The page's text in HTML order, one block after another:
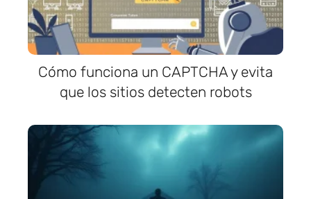
Cómo funciona un CAPTCHA y evita
que los sitios detecten robots